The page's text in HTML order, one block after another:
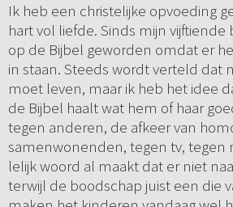
Ik heb een christelijke opvoeding
hart vol liefde. Sinds mijn vijftiende
op de Bijbel geworden omdat er
in staan. Steeds wordt verteld dat
moet leven, maar ik heb het idee
de Bijbel haalt wat hem of haar
tegen anderen, de afkeer van
samenwonenden, tegen tv, tegen
lelijk woord al maakt dat er niet
terwijl de boodschap juist een die